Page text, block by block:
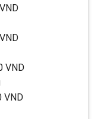
nhà
sofa
cao tầng
nhà